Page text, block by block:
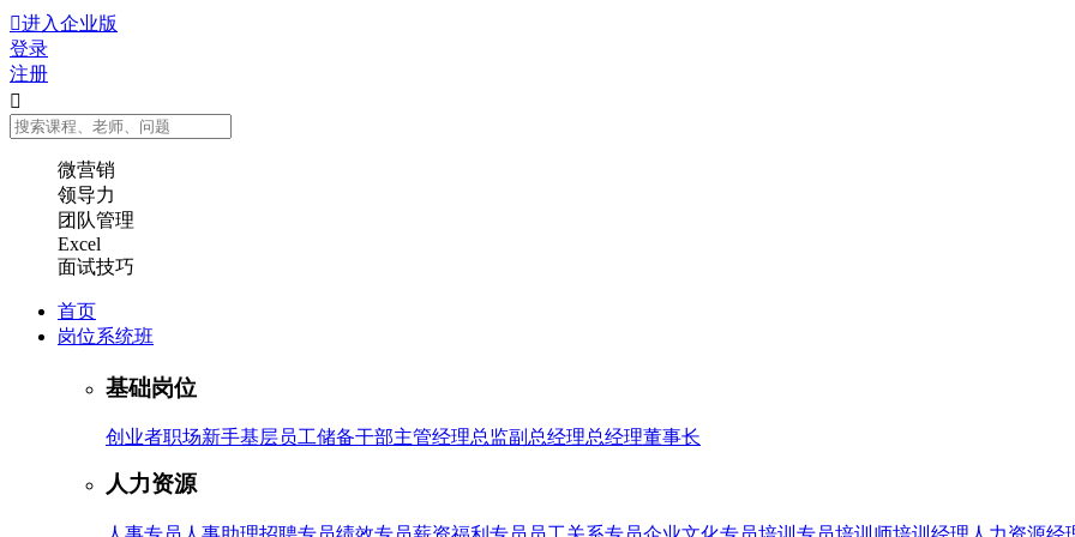
进入企业版
登录
注册

微营销
领导力
团队管理
Excel
面试技巧
首页
岗位系统班
基础岗位
创业者职场新手基层员工储备干部主管经理总监副总经理总经理董事长
人力资源